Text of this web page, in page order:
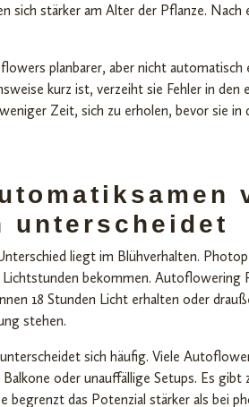
sich stärker am Alter der Pflanze.
planbarer, aber nicht
kurz ist, verzeiht sie Fehler in
Zeit, sich zu erholen, bevor sie in
unterscheidet
liegt im Blühverhalten.
Lichtstunden bekommen. Autoflowering
18 Stunden Licht erhalten oder
stehen.
sich häufig. Viele
Balkone oder unauffällige Setups. Es
begrenzt das Potenzial stärker als bei